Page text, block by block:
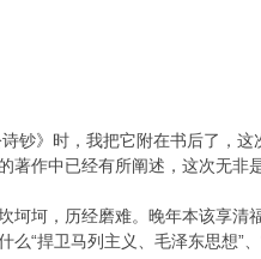
》时，我把它附在书后了，这
著作中已经有所阐述，这次无非
坷，历经磨难。晚年本该享清
么“捍卫马列主义、毛泽东思想”